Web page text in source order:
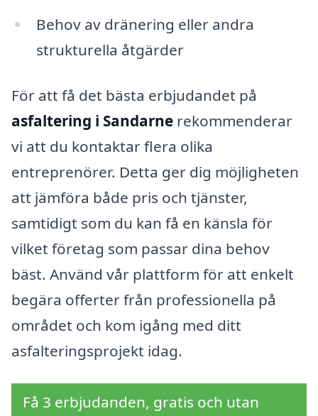
Behov av dränering eller andra
strukturella åtgärder
För att få det bästa erbjudandet på
asfaltering i Sandarne rekommenderar
vi att du kontaktar flera olika
entreprenörer. Detta ger dig möjligheten
att jämföra både pris och tjänster,
samtidigt som du kan få en känsla för
vilket företag som passar dina behov
bäst. Använd vår plattform för att enkelt
begära offerter från professionella på
området och kom igång med ditt
asfalteringsprojekt idag.
Få 3 erbjudanden, gratis och utan